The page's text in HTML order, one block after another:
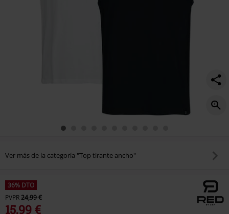
Ver más de la categoría "Top tirante ancho"
36% DTO
PVPR24,99 €
15,99 €